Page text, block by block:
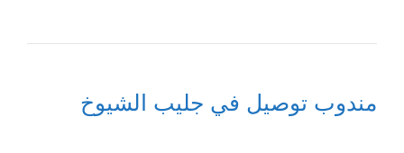
مندوب توصيل في جليب الشيوخ